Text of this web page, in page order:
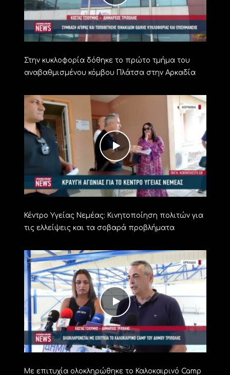
Στην κυκλοφορία δόθηκε το πρώτο τμήμα του
αναβαθμισμένου κόμβου Πλάτσα στην Αρκαδία
Κέντρο Υγείας Νεμέας: Κινητοποίηση πολιτών για
τις ελλείψεις και τα σοβαρά προβλήματα
Με επιτυχία ολοκληρώθηκε το Καλοκαιρινό Camp